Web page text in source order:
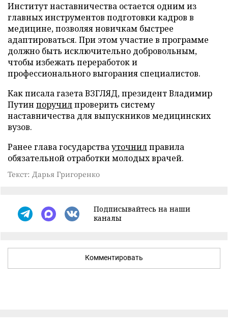
Институт наставничества остается одним из
главных инструментов подготовки кадров в
медицине, позволяя новичкам быстрее
адаптироваться. При этом участие в программе
должно быть исключительно добровольным,
чтобы избежать переработок и
профессионального выгорания специалистов.
Как писала газета ВЗГЛЯД, президент Владимир
Путин поручилпроверить систему
наставничества для выпускников медицинских
вузов.
Ранее глава государствауточнилправила
обязательной отработки молодых врачей.
Текст: Дарья Григоренко
Подписывайтесь на наши
каналы
Комментировать